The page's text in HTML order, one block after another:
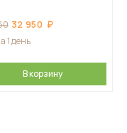
32 950
1 день
В корзину